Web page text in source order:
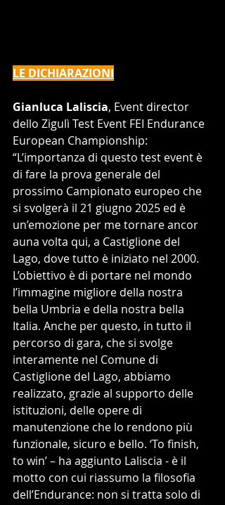
LE DICHIARAZIONI
Gianluca Laliscia, Event director
dello Zigulì Test Event FEI Endurance
European Championship:
“L’importanza di questo test event è
di fare la prova generale del
prossimo Campionato europeo che
si svolgerà il 21 giugno 2025 ed è
un’emozione per me tornare ancor
auna volta qui, a Castiglione del
Lago, dove tutto è iniziato nel 2000.
L’obiettivo è di portare nel mondo
l’immagine migliore della nostra
bella Umbria e della nostra bella
Italia. Anche per questo, in tutto il
percorso di gara, che si svolge
interamente nel Comune di
Castiglione del Lago, abbiamo
realizzato, grazie al supporto delle
istituzioni, delle opere di
manutenzione che lo rendono più
funzionale, sicuro e bello. ‘To finish,
to win’ – ha aggiunto Laliscia - è il
motto con cui riassumo la filosofia
dell’Endurance: non si tratta solo di